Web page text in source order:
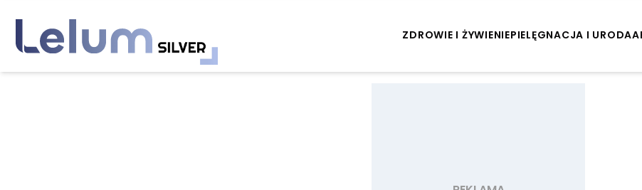
ZDROWIE I ŻYWIENIEPIELĘGNACJA I URODA